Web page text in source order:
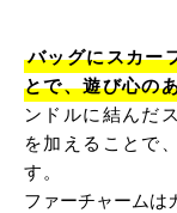
バッグにスカー
とで、遊び心の
ンドルに結んだ
を加えることで
す。
ファーチャームは